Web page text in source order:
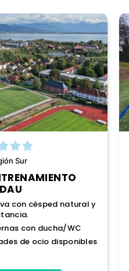
Sur
con césped natural y
con ducha/WC
de ocio disponibles